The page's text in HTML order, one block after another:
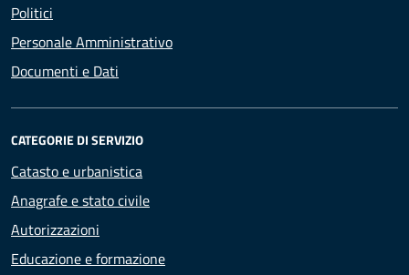
Politici
Personale Amministrativo
Documenti e Dati
CATEGORIE DI SERVIZIO
Catasto e urbanistica
Anagrafe e stato civile
Autorizzazioni
Educazione e formazione